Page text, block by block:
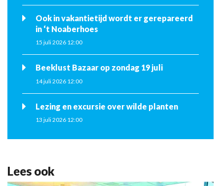
Ook in vakantietijd wordt er gerepareerd
in ‘t Noaberhoes
15 juli 2026 12:00
Beeklust Bazaar op zondag 19 juli
14 juli 2026 12:00
Lezing en excursie over wilde planten
13 juli 2026 12:00
Lees ook